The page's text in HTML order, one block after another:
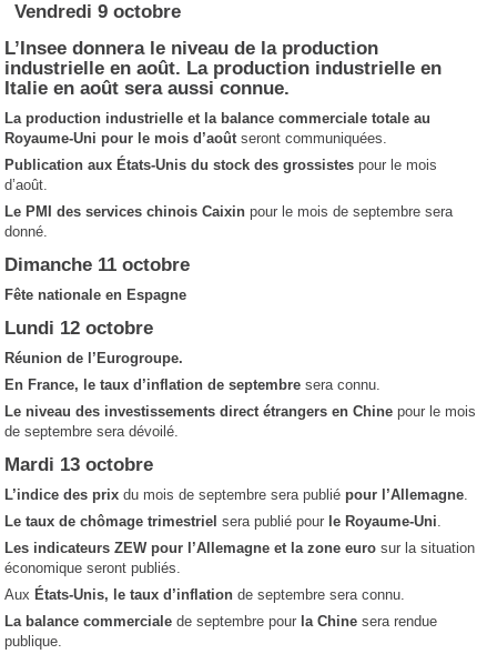
Vendredi 9 octobre
L’Insee donnera le niveau de la production
industrielle en août. La production industrielle en
Italie en août sera aussi connue.
La production industrielle et la balance commerciale totale au
Royaume-Uni pour le mois d’aoûtseront communiquées.
Publication aux États-Unisdu stock des grossistespour le mois
d’août.
Le PMI des services chinois Caixinpour le mois de septembre sera
donné.
Dimanche 11 octobre
Fête nationale en Espagne
Lundi 12 octobre
Réunion de l’Eurogroupe.
En France, le taux d’inflation de septembre sera connu.
Le niveau des investissements direct étrangers en Chine pour le mois
de septembre sera dévoilé.
Mardi 13 octobre
L’indice des prix du mois de septembre sera publié pour l’Allemagne.
Le taux de chômage trimestriel sera publié pour le Royaume-Uni.
Les indicateurs ZEW pour l’Allemagne et la zone euro sur la situation
économique seront publiés.
Aux États-Unis, le taux d’inflation de septembre sera connu.
La balance commerciale de septembre pour la Chine sera rendue
publique.